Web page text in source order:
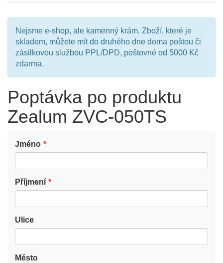
Nejsme e-shop, ale kamenný krám. Zboží, které je
skladem, můžete mít do druhého dne doma poštou či
zásilkovou službou PPL/DPD, poštovné od 5000 Kč
zdarma.
Poptávka po produktu
Zealum ZVC-050TS
Jméno
Příjmení
Ulice
Město